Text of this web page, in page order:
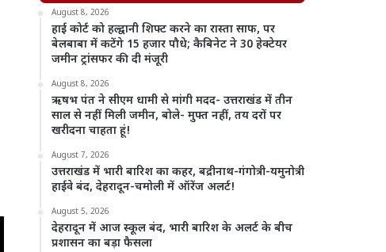
August 8, 2026
हाई कोर्ट को हल्द्वानी शिफ्ट करने का रास्ता साफ, पर
बेलबाबा में कटेंगे 15 हजार पौधे; कैबिनेट ने 30 हेक्टेयर
जमीन ट्रांसफर की दी मंजूरी
August 8, 2026
ऋषभ पंत ने सीएम धामी से मांगी मदद- उत्तराखंड में तीन
साल से नहीं मिली जमीन, बोले- मुफ्त नहीं, तय दरों पर
खरीदना चाहता हूं!
August 7, 2026
उत्तराखंड में भारी बारिश का कहर, बद्रीनाथ-गंगोत्री-यमुनोत्री
हाईवे बंद, देहरादून-चमोली में ऑरेंज अलर्ट!
August 5, 2026
देहरादून में आज स्कूल बंद, भारी बारिश के अलर्ट के बीच
प्रशासन का बड़ा फैसला